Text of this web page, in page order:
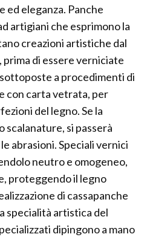
eleganza. Panche
artigiani che esprimono la
creazioni artistiche dal
prima di essere verniciate
a procedimenti di
con carta vetrata, per
del legno. Se la
si passerà
abrasioni. Speciali vernici
neutro e omogeneo,
proteggendo il legno
di cassapanche
specialità artistica del
dipingono a mano